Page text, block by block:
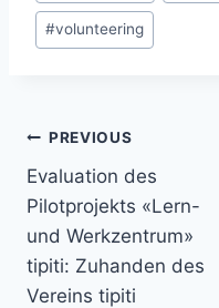
#volunteering
Post
navigation
PREVIOUS
Evaluation des
Pilotprojekts «Lern-
und Werkzentrum»
tipiti: Zuhanden des
Vereins tipiti